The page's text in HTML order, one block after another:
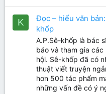
K
Đọc – hiểu văn
khốp
A.P.Sê-khốp là bác
báo và tham gia
hội. Sê-khốp đã có
thuật viết truyện
hơn 500 tác phẩm
những vấn đề có ý